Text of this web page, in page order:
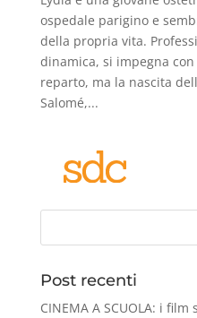
ospedale parigino e
della propria vita.
dinamica, si impegna
reparto, ma la nascita
Salomé,...
Post recenti
CINEMA A SCUOLA: i film